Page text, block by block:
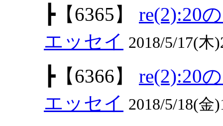
┣【6365】
re(2):20
エッセイ 2018/5/17(木
┣【6366】
re(2):20
エッセイ 2018/5/18(金